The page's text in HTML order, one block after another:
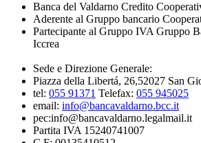
Banca del Valdarno Credito
Aderente al Gruppo bancario
Partecipante al Gruppo IVA Gruppo
Iccrea
Sede e Direzione Generale:
Piazza della Libertá, 26,52027 San
tel: 055 91371 Telefax: 055 945025
email: info@bancavaldarno.bcc.it
pec:info@bancavaldarno.legalmail.it
Partita IVA 15240741007